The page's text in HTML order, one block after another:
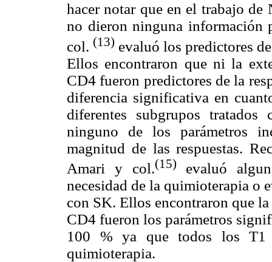
hacer notar que en el trabajo de
no dieron ninguna información
col. (13) evaluó los predictores
Ellos encontraron que ni la
CD4 fueron predictores de la
diferencia significativa en
diferentes subgrupos
ninguno de los parámetros
magnitud de las respuestas.
Amari y col.(15)
evaluó
necesidad de la quimioterapia o
con SK. Ellos encontraron que
CD4 fueron los parámetros
100 % ya que todos los T1
quimioterapia.